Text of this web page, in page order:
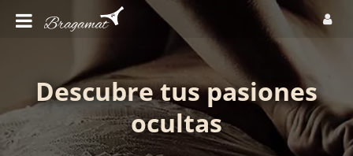
Descubre tus pasiones
ocultas